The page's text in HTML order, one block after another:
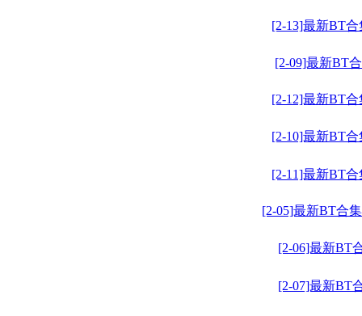
[2-13]最新BT合
[2-09]最新BT
[2-12]最新BT合
[2-10]最新BT合
[2-11]最新BT合
[2-05]最新BT合集
[2-06]最新BT
[2-07]最新BT